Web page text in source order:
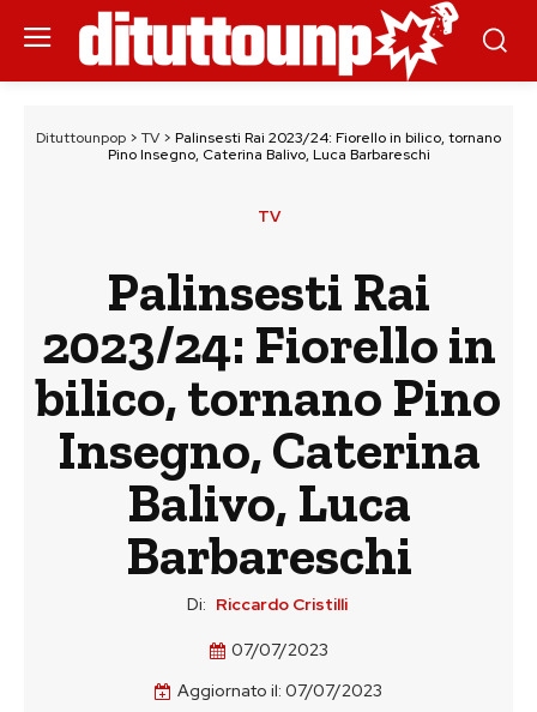
Dituttounpop > TV > Palinsesti Rai 2023/24: Fiorello in bilico, tornano
Pino Insegno, Caterina Balivo, Luca Barbareschi
TV
Palinsesti Rai
2023/24: Fiorello in
bilico, tornano Pino
Insegno, Caterina
Balivo, Luca
Barbareschi
Di: Riccardo Cristilli
07/07/2023
Aggiornato il: 07/07/2023